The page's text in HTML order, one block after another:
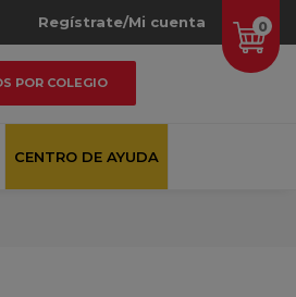
0
Regístrate/Mi cuenta
POR COLEGIO
CENTRO DE AYUDA